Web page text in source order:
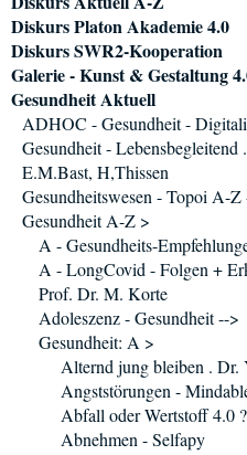
Diskurs Platon Akademie 4.0
Diskurs SWR2-Kooperation
Galerie - Kunst & Gestaltung
Gesundheit Aktuell
ADHOC - Gesundheit -
Gesundheit - Lebensbegleitend
E.M.Bast, H,Thissen
Gesundheitswesen - Topoi A-Z
Gesundheit A-Z >
A - Gesundheits-
A - LongCovid - Folgen +
Prof. Dr. M. Korte
Adoleszenz - Gesundheit -->
Gesundheit: A >
Alternd jung bleiben . Dr.
Angststörungen -
Abfall oder Wertstoff 4.0
Abnehmen - Selfapy